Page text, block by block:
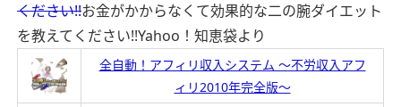
ください!!お金がかからなくて効果的な二の腕ダイエット
を教えてください!!Yahoo！知恵袋より
全自動！アフィリ収入システム ～不労収入アフ
ィリ2010年完全版～